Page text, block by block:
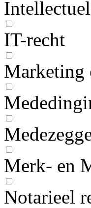
IT-recht
Marketing
Merk- en
Notarieel